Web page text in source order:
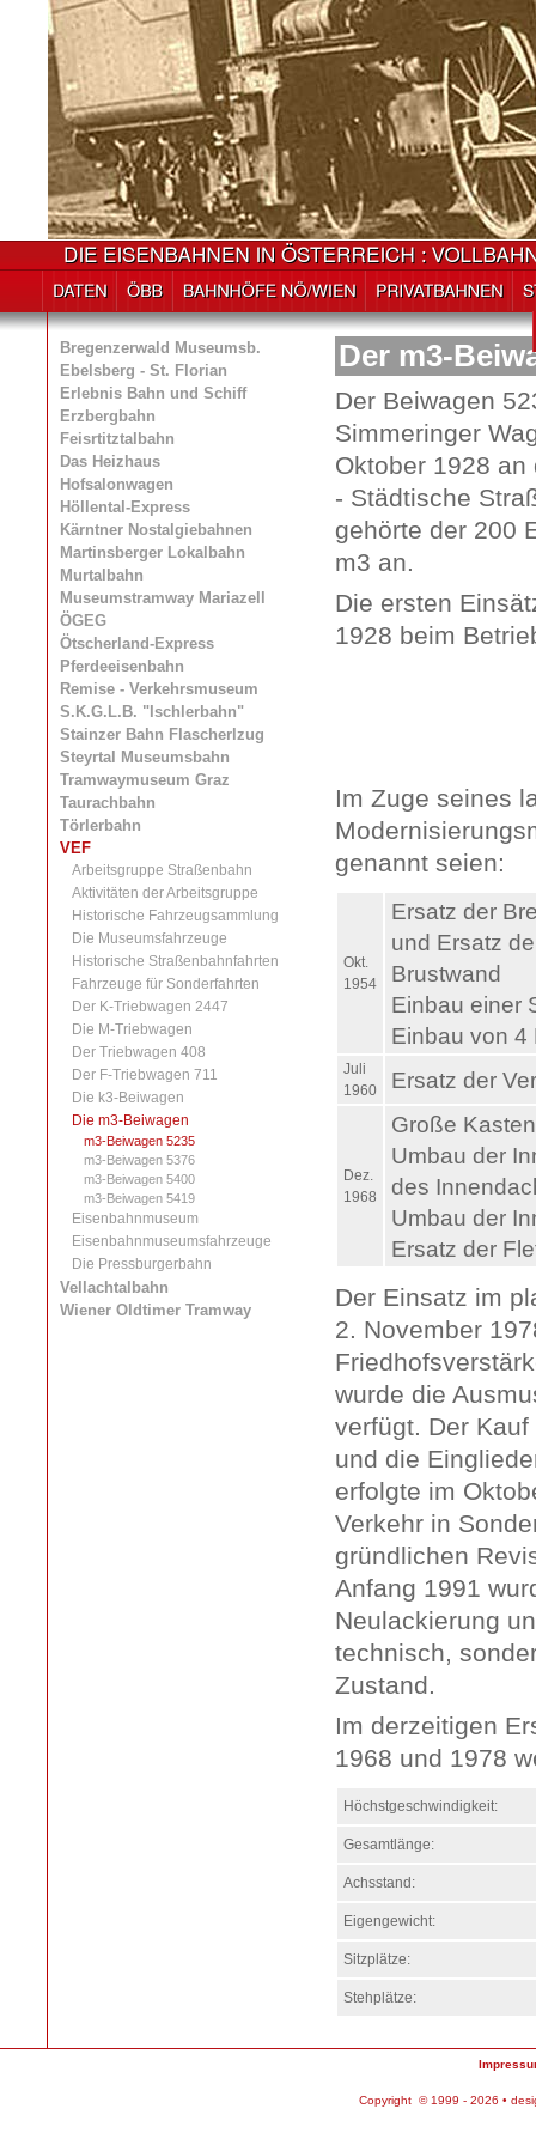
Bregenzerwald Museumsb.
Ebelsberg - St. Florian
Erlebnis Bahn und Schiff
Erzbergbahn
Feisrtitztalbahn
Das Heizhaus
Hofsalonwagen
Höllental-Express
Kärntner Nostalgiebahnen
Martinsberger Lokalbahn
Murtalbahn
Museumstramway Mariazell
ÖGEG
Ötscherland-Express
Pferdeeisenbahn
Remise - Verkehrsmuseum
S.K.G.L.B. "Ischlerbahn"
Stainzer Bahn Flascherlzug
Steyrtal Museumsbahn
Tramwaymuseum Graz
Taurachbahn
Törlerbahn
VEF
Arbeitsgruppe Straßenbahn
Aktivitäten der Arbeitsgruppe
Historische Fahrzeugsammlung
Die Museumsfahrzeuge
Historische Straßenbahnfahrten
Fahrzeuge für Sonderfahrten
Der K-Triebwagen 2447
Die M-Triebwagen
Der Triebwagen 408
Der F-Triebwagen 711
Die k3-Beiwagen
Die m3-Beiwagen
m3-Beiwagen 5235
m3-Beiwagen 5376
m3-Beiwagen 5400
m3-Beiwagen 5419
Eisenbahnmuseum
Eisenbahnmuseumsfahrzeuge
Die Pressburgerbahn
Vellachtalbahn
Wiener Oldtimer Tramway
Der m3-
Der Beiwagen
Simmeringer
Oktober 1928
- Städtische
gehörte der 200
m3 an.
Die ersten
1928 beim
Im Zuge seines
genannt seien:
Okt.
1954
Ersatz der
und Ersatz
Brustwand
Einbau einer
Einbau von 4
Juli
1960
Ersatz der
Dez.
1968
Große
Umbau der
des
Umbau der
Ersatz der
Der Einsatz im
2. November
wurde die
verfügt. Der
und die
erfolgte im
Verkehr in
gründlichen
Anfang 1991
Neulackierung
technisch,
Zustand.
Im derzeitigen
1968 und 1978
Höchstgeschwindigkeit:
Gesamtlänge:
Achsstand:
Eigengewicht:
Sitzplätze:
Stehplätze:
Copyright © 1999 - 2026 •